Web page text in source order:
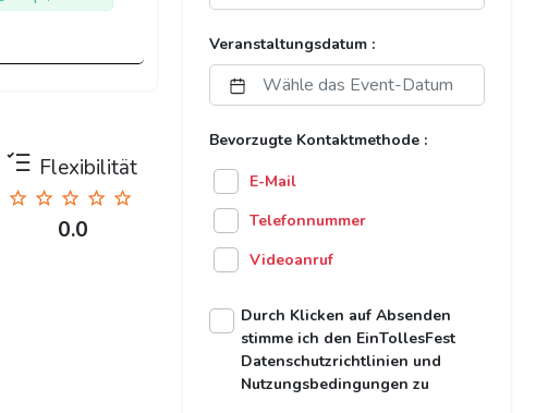
Flexibilität
0.0
Veranstaltungsdatum :
Bevorzugte Kontaktmethode :
E-Mail
Telefonnummer
Videoanruf
Durch Klicken auf Absenden
stimme ich den EinTollesFest
Datenschutzrichtlinien und
Nutzungsbedingungen zu